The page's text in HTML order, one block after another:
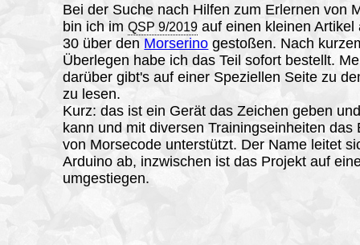
Bei der Suche nach Hilfen zum Erlernen von
bin ich imQSP 9/2019 auf einen kleinen Artikel
30 über den Morserino gestoßen. Nach
Überlegen habe ich das Teil sofort bestellt.
darüber gibt's auf einer Speziellen Seite zu
zu lesen.
Kurz: das ist ein Gerät das Zeichen geben
kann und mit diversen Trainingseinheiten das
von Morsecode unterstützt. Der Name leitet
Arduino ab, inzwischen ist das Projekt auf
umgestiegen.